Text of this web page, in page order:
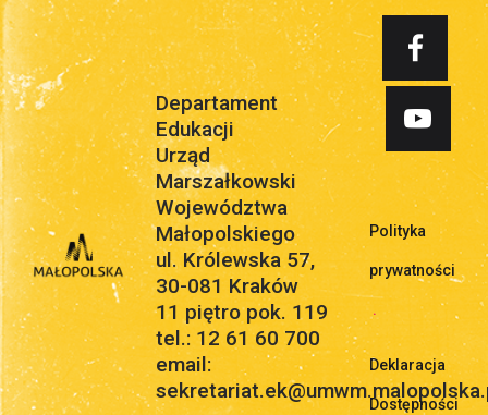
Departament
Edukacji
Urząd
Marszałkowski
Województwa
Małopolskiego
ul. Królewska 57,
30-081 Kraków
11 piętro pok. 119
tel.: 12 61 60 700
email:
Polityka
prywatności
.
Deklaracja
Dostępności